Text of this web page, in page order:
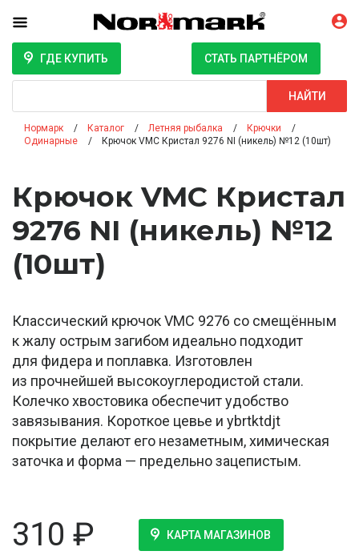
ГДЕ КУПИТЬ СТАТЬ ПАРТНЁРОМ
НАЙТИ
Нормарк Каталог Летняя рыбалка
Крючки
Одинарные
Крючок VMC Кристал 9276 NI (никель) №12 (10шт)
Крючок VMC Кристал
9276 NI (никель) №12
(10шт)
Классический крючок VMC 9276 со смещённым
к жалу острым загибом идеально подходит
для фидера и поплавка. Изготовлен
из прочнейшей высокоуглеродистой стали.
Колечко хвостовика обеспечит удобство
завязывания. Короткое цевье и ybrtktdjt
покрытие делают его незаметным, химическая
заточка и форма — предельно зацепистым.
310 ₽ КАРТА МАГАЗИНОВ